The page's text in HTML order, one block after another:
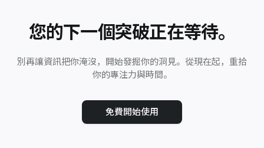
您的下一個突破正在等待。
別再讓資訊把你淹沒，開始發掘你的洞見。從現在起，重拾
你的專注力與時間。
免費開始使用